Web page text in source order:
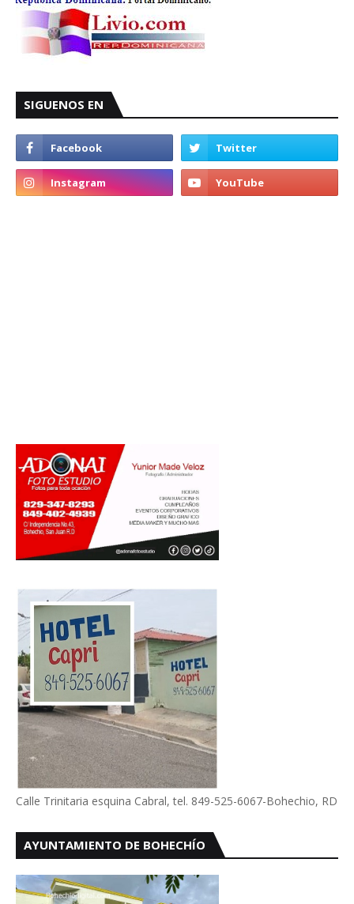
SIGUENOS EN
Calle Trinitaria esquina Cabral, tel. 849-525-6067-Bohechio, RD
AYUNTAMIENTO DE BOHECHÍO